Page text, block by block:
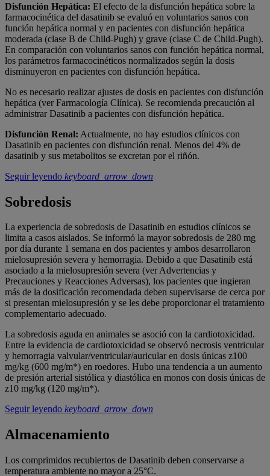
Disfunción Hepática: El efecto de la disfunción hepática sobre la
farmacocinética del dasatinib se evaluó en voluntarios sanos con
función hepática normal y en pacientes con disfunción hepática
moderada (clase B de Child-Pugh) y grave (clase C de Child-Pugh).
En comparación con voluntarios sanos con función hepática normal,
los parámetros farmacocinéticos normalizados según la dosis
disminuyeron en pacientes con disfunción hepática.
No es necesario realizar ajustes de dosis en pacientes con disfunción
hepática (ver Farmacología Clínica). Se recomienda precaución al
administrar Dasatinib a pacientes con disfunción hepática.
Disfunción Renal: Actualmente, no hay estudios clínicos con
Dasatinib en pacientes con disfunción renal. Menos del 4% de
dasatinib y sus metabolitos se excretan por el riñón.
Seguir leyendo keyboard_arrow_down
Sobredosis
La experiencia de sobredosis de Dasatinib en estudios clínicos se
limita a casos aislados. Se informó la mayor sobredosis de 280 mg
por día durante 1 semana en dos pacientes y ambos desarrollaron
mielosupresión severa y hemorragia. Debido a que Dasatinib está
asociado a la mielosupresión severa (ver Advertencias y
Precauciones y Reacciones Adversas), los pacientes que ingieran
más de la dosificación recomendada deben supervisarse de cerca por
si presentan mielosupresión y se les debe proporcionar el tratamiento
complementario adecuado.
La sobredosis aguda en animales se asoció con la cardiotoxicidad.
Entre la evidencia de cardiotoxicidad se observó necrosis ventricular
y hemorragia valvular/ventricular/auricular en dosis únicas z100
mg/kg (600 mg/m*) en roedores. Hubo una tendencia a un aumento
de presión arterial sistólica y diastólica en monos con dosis únicas de
z10 mg/kg (120 mg/m*).
Seguir leyendo keyboard_arrow_down
Almacenamiento
Los comprimidos recubiertos de Dasatinib deben conservarse a
temperatura ambiente no mayor a 25°C.